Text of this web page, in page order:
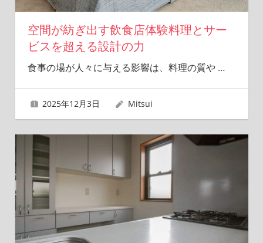
空間が紡ぎ出す飲食店体験料理とサー
ビスを超える設計の力
食事の場が人々に与える影響は、料理の質や …
2025年12月3日 Mitsui